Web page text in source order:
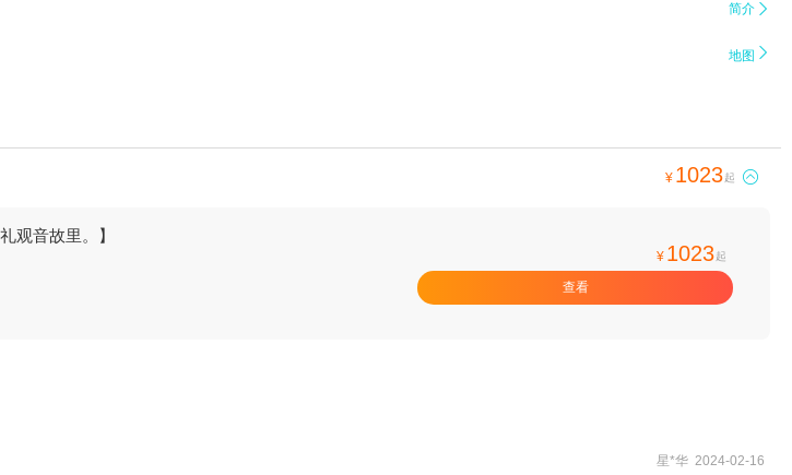
简介 
地图 
¥ 1023起 
观音故里。】
¥ 1023起
查看
星*华 2024-02-16